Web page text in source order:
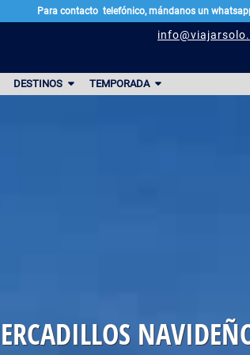
DESTINOS TEMPORADA
Para contacto telefónico, mándanos un